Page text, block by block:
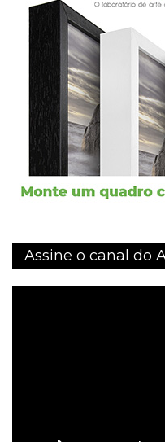
Assine o canal do